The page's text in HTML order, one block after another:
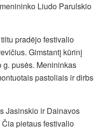
Liudo Parulskio
pradėjo festivalio
Gimstantį kūrinį
g. pusės. Menininkas
pastoliais ir dirbs
Jasinskio ir Dainavos
pietaus festivalio